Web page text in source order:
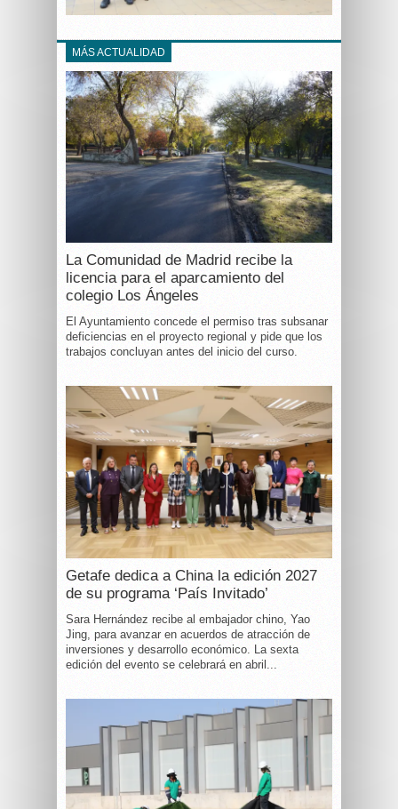
MÁS ACTUALIDAD
La Comunidad de Madrid recibe la
licencia para el aparcamiento del
colegio Los Ángeles
El Ayuntamiento concede el permiso tras subsanar
deficiencias en el proyecto regional y pide que los
trabajos concluyan antes del inicio del curso.
Getafe dedica a China la edición 2027
de su programa ‘País Invitado’
Sara Hernández recibe al embajador chino, Yao
Jing, para avanzar en acuerdos de atracción de
inversiones y desarrollo económico. La sexta
edición del evento se celebrará en abril...